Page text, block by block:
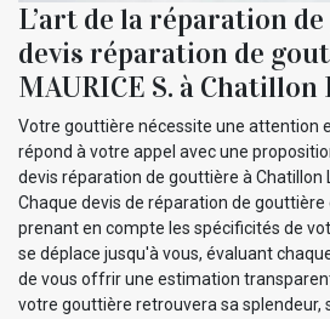
L’art de la réparation
devis réparation de
MAURICE S. à Chatillon
Votre gouttière nécessite une attention
répond à votre appel avec une
devis réparation de gouttière à Chatillon
Chaque devis de réparation de gouttière
prenant en compte les spécificités de
se déplace jusqu'à vous, évaluant
de vous offrir une estimation
votre gouttière retrouvera sa splendeur,